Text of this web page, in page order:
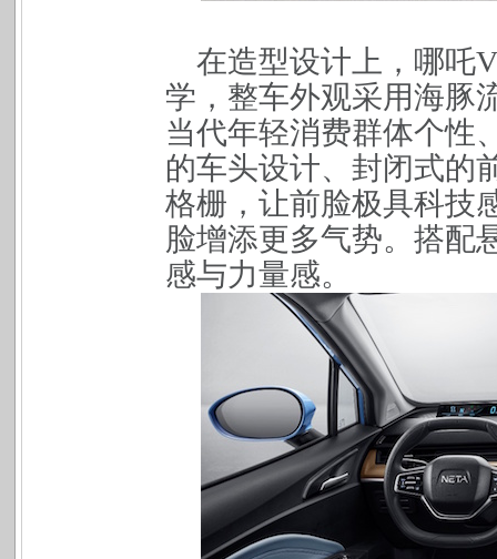
在造型设计上，哪吒V
学，整车外观采用海豚
当代年轻消费群体个性
的车头设计、封闭式的
格栅，让前脸极具科技
脸增添更多气势。搭配
感与力量感。